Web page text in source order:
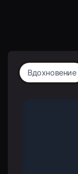
Вдохновение